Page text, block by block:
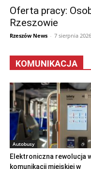
Oferta pracy:
Rzeszowie
Rzeszów News - 7 sierpnia
KOMUNIKACJA
Autobusy
Elektroniczna rewolucja
komunikacji miejskiej w